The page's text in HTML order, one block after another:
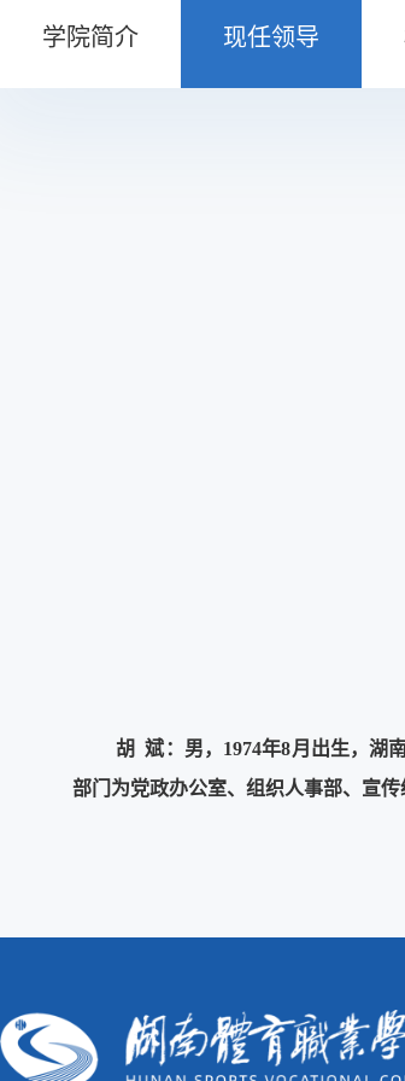
学院简介 现任领导
胡 斌：男，1974年8月出生，湖
部门为党政办公室、组织人事部、宣